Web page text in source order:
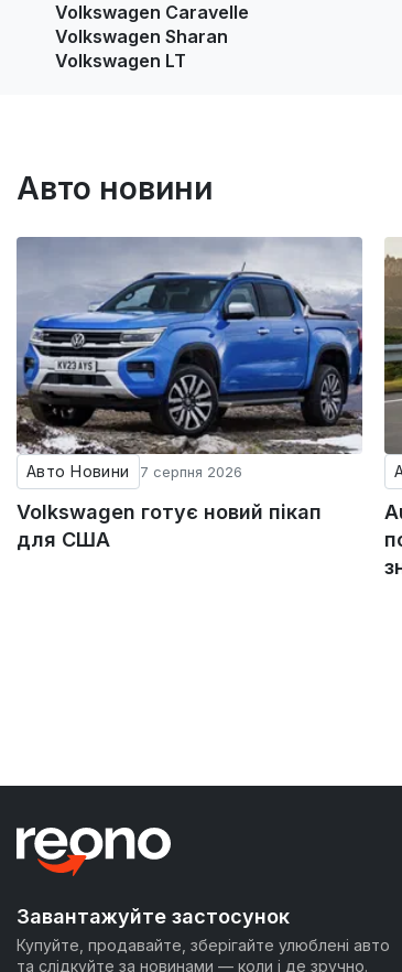
Volkswagen Caravelle
Volkswagen Sharan
Volkswagen LT
Авто новини
Авто Новини 7 серпня 2026
Volkswagen готує новий пікап
для США
Завантажуйте застосунок
Купуйте, продавайте, зберігайте улюблені авто
та слідкуйте за новинами — коли і де зручно.